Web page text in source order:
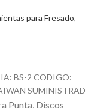
para Fresado,
BS-2 CODIGO:
SUMINISTRAD
Punta, Discos